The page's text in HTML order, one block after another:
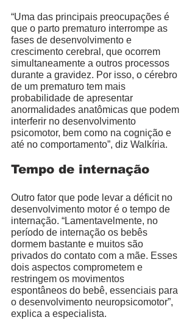
“Uma das principais preocupações é
que o parto prematuro interrompe as
fases de desenvolvimento e
crescimento cerebral, que ocorrem
simultaneamente a outros processos
durante a gravidez. Por isso, o cérebro
de um prematuro tem mais
probabilidade de apresentar
anormalidades anatômicas que podem
interferir no desenvolvimento
psicomotor, bem como na cognição e
até no comportamento”, diz Walkíria.
Tempo de internação
Outro fator que pode levar a déficit no
desenvolvimento motor é o tempo de
internação. “Lamentavelmente, no
período de internação os bebês
dormem bastante e muitos são
privados do contato com a mãe. Esses
dois aspectos comprometem e
restringem os movimentos
espontâneos do bebê, essenciais para
o desenvolvimento neuropsicomotor”,
explica a especialista.